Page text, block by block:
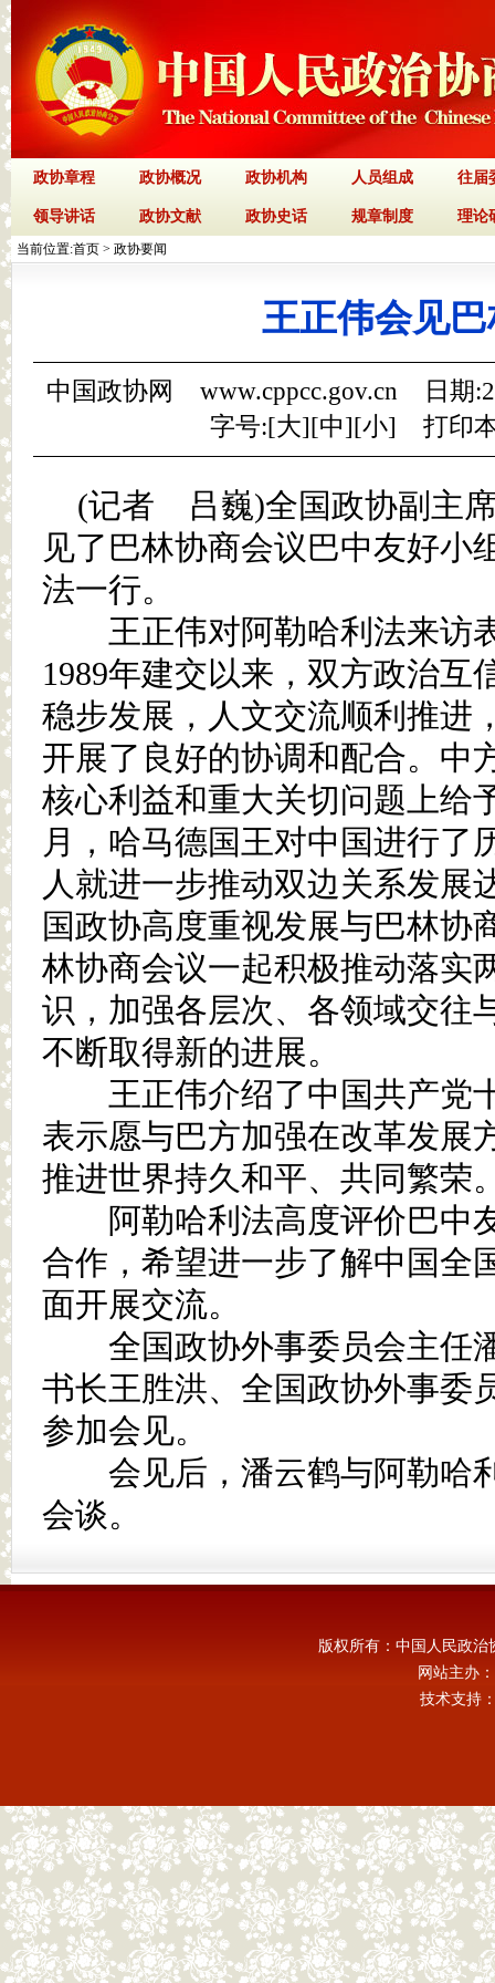
政协章程 政协概况 政协机构 人员组成 往届
领导讲话 政协文献 政协史话 规章制度 理论
当前位置:首页 > 政协要闻
王正伟会见
中国政协网 www.cppcc.gov.cn 日期
字号:[大][中][小] 打印
(记者 吕巍)全国政协副主
见了巴林协商会议巴中友好小
法一行。
王正伟对阿勒哈利法来访
1989年建交以来，双方政治互
稳步发展，人文交流顺利推进
开展了良好的协调和配合。中
核心利益和重大关切问题上给
月，哈马德国王对中国进行了
人就进一步推动双边关系发展
国政协高度重视发展与巴林协
林协商会议一起积极推动落实
识，加强各层次、各领域交往
不断取得新的进展。
王正伟介绍了中国共产党
表示愿与巴方加强在改革发展
推进世界持久和平、共同繁荣
阿勒哈利法高度评价巴中
合作，希望进一步了解中国全
面开展交流。
全国政协外事委员会主任
书长王胜洪、全国政协外事委
参加会见。
会见后，潘云鹤与阿勒哈
会谈。
版权所有：中国人民政
网站主办
技术支持